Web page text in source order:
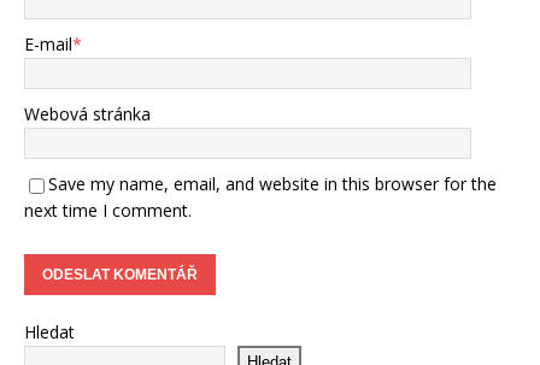
E-mail*
Webová stránka
Save my name, email, and website in this browser for the
next time I comment.
Hledat